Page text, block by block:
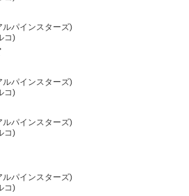
パインスターズ)
コ)
パインスターズ)
コ)
パインスターズ)
コ)
パインスターズ)
コ)